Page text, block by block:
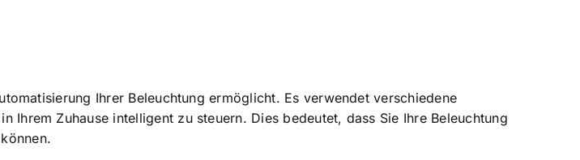
Ihrer Beleuchtung ermöglicht. Es verwendet verschiedene
Zuhause intelligent zu steuern. Dies bedeutet, dass Sie Ihre Beleuchtung